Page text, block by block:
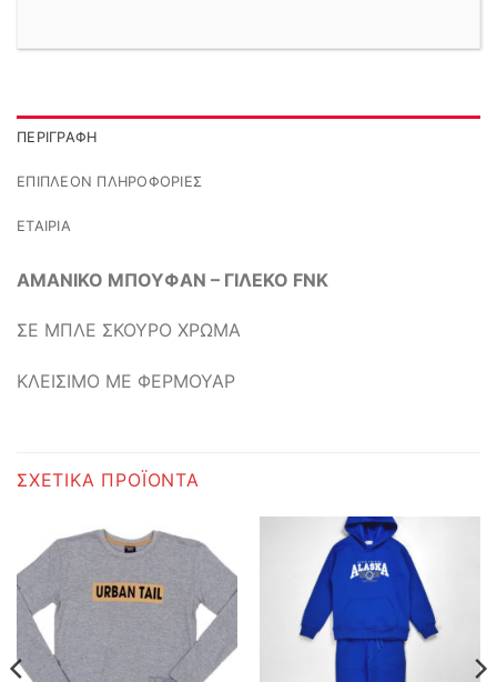
ΠΕΡΙΓΡΑΦΉ
ΕΠΙΠΛΈΟΝ ΠΛΗΡΟΦΟΡΊΕΣ
ΕΤΑΙΡΊΑ
ΑΜΑΝΙΚΟ ΜΠΟΥΦΑΝ – ΓΙΛΕΚΟ FNK
ΣΕ ΜΠΛΕ ΣΚΟΥΡΟ ΧΡΩΜΑ
ΚΛΕΙΣΙΜΟ ΜΕ ΦΕΡΜΟΥΑΡ
ΣΧΕΤΙΚΆ ΠΡΟΪΌΝΤΑ